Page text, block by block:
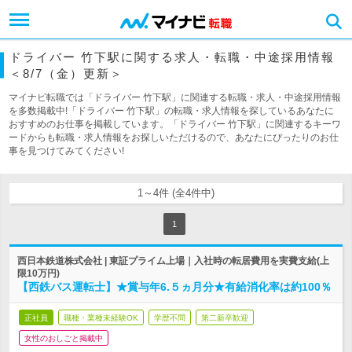
ドライバー 竹下駅に関する求人・転職・中途採用情報
＜8/7（金）更新＞
マイナビ転職では「ドライバー 竹下駅」に関連する転職・求人・中途採用情報
を多数掲載中!「ドライバー 竹下駅」の転職・求人情報を探しているあなたに
おすすめのお仕事を掲載しています。「ドライバー 竹下駅」に関連するキーワ
ードからも転職・求人情報をお探しいただけるので、あなたにぴったりのお仕
事を見つけてみてください!
1～4件 (全4件中)
1
西日本鉄道株式会社 | 東証プライム上場｜入社時の転居費用を実費支給(上
限10万円)
【西鉄バス運転士】★賞与年6.５ヵ月分★有給消化率は約100％
正社員 職種・業種未経験OK 学歴不問 第二新卒歓迎
女性のおしごと掲載中